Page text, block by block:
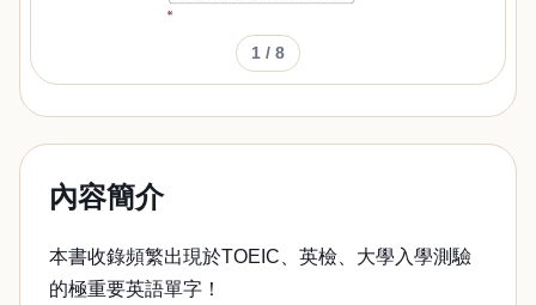
1 / 8
內容簡介
本書收錄頻繁出現於TOEIC、英檢、大學入學測驗
的極重要英語單字！